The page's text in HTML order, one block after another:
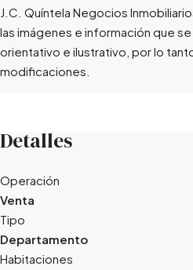
J.C. Quíntela Negocios
las imágenes e información que
orientativo e ilustrativo, por lo
modificaciones.
Detalles
Operación
Venta
Tipo
Departamento
Habitaciones